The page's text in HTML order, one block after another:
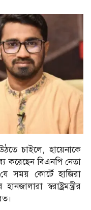
চাইলে, হায়েনাকে
করেছেন বিএনপি নেতা
সময় কোর্টে হাজিরা
স্বরাষ্ট্রমন্ত্রীর